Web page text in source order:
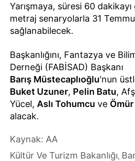
Yarışmaya, süresi 60
metraj senaryolarla 31
sağlanabilecek.
Başkanlığını, Fantazya ve
Derneği (FABİSAD) Başkanı
Barış Müstecaplıoğlu'nun
Buket Uzuner, Pelin Batu,
Yücel, Aslı Tohumcu ve
alacak.
Kaynak: AA
Kültür Ve Turizm Bakanlığı,